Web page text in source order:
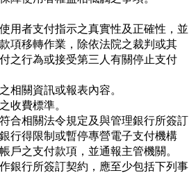
用者支付指示之真實性及正確性，並
項移轉作業，除依法院之裁判或其
之行為或接受第三人有關停止支付
相關資訊或報表內容。
收費標準。
合相關法令規定及與管理銀行所簽訂
行得限制或暫停專營電子支付機構
戶之支付款項，並通報主管機關。
銀行所簽訂契約，應至少包括下列事